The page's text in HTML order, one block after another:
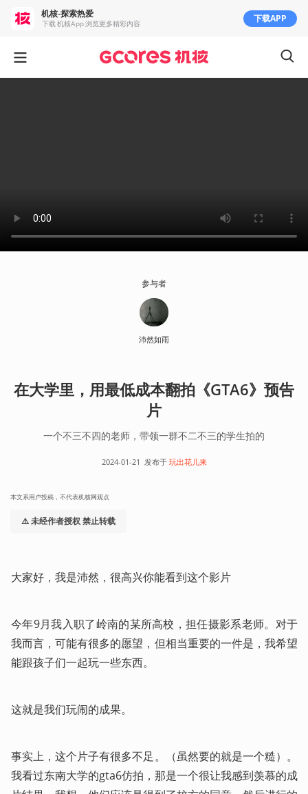
参与者
沛然如雨
在大学里，用最低成本翻拍《GTA6》预告
片
一个不三不四的老师，带领一群不二不三的学生拍的
2024-01-21 发布于 玩出花儿来
本文系用户投稿，不代表机核网观点
⚠️ 未经作者授权 禁止转载
大家好，我是沛然，很高兴你能看到这个影片
今年9月我入职了岭南的某所高校，担任摄影系老师。对于
我而言，可能有很多的愿望，但相当重要的一件是，我希望
能跟孩子们一起玩一些东西。
这就是我们玩闹的成果。
事实上，这个片子有很多不足。（虽然要的就是一个糙）。
我看过东南大学的gta6仿拍，那是一个很让我感到羡慕的成
机核-探索热爱
下载 机核App 浏览更多精彩内容 下载APP